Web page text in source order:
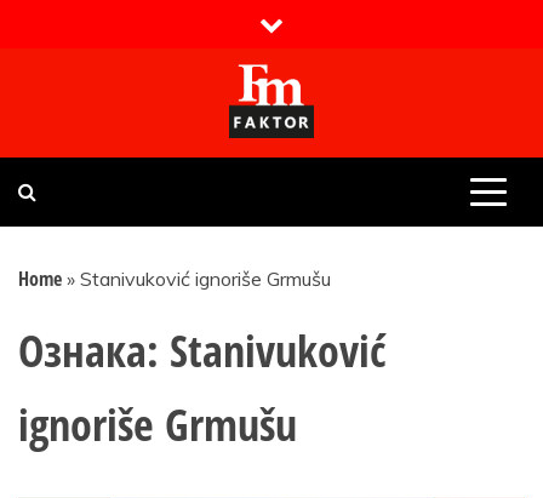
Faktor magazin
Uvijek presudan
Home » Stanivuković ignoriše Grmušu
Ознака: Stanivuković
ignoriše Grmušu